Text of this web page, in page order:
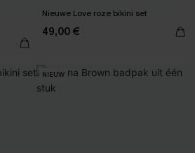
Nieuwe Love roze bikini set
49,00 €
NIEUW